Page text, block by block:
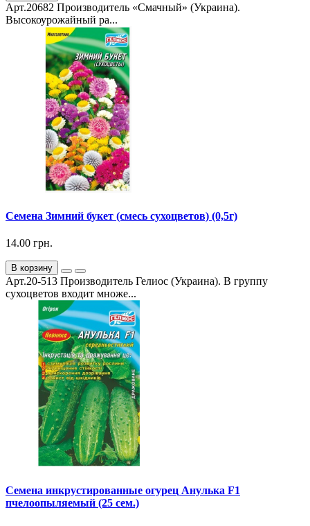
Арт.20682 Производитель «Смачный» (Украина).
Высокоурожайный ра...
Семена Зимний букет (смесь сухоцветов) (0,5г)
14.00 грн.
В корзину
Арт.20-513 Производитель Гелиос (Украина). В группу
сухоцветов входит множе...
Семена инкрустированные огурец Анулька F1
пчелоопыляемый (25 сем.)